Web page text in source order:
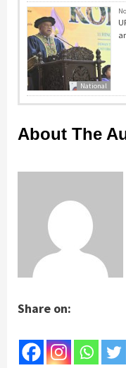
National
About The
Share on: